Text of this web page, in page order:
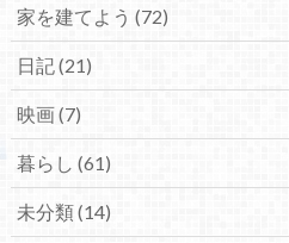
家を建てよう (72)
日記 (21)
映画(7)
暮らし (61)
未分類(14)